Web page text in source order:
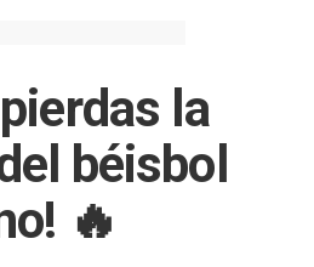
la
béisbol
🔥